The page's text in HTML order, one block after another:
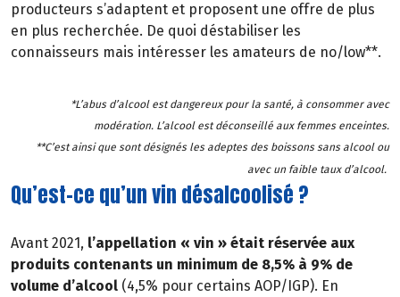
producteurs s’adaptent et proposent une offre de plus
en plus recherchée. De quoi déstabiliser les
connaisseurs mais intéresser les amateurs de no/low**.
*L’abus d’alcool est dangereux pour la santé, à consommer avec
modération. L’alcool est déconseillé aux femmes enceintes.
**C’est ainsi que sont désignés les adeptes des boissons sans alcool ou
avec un faible taux d’alcool.
Qu’est-ce qu’un vin désalcoolisé ?
Avant 2021, l’appellation « vin » était réservée aux
produits contenants un minimum de 8,5% à 9% de
volume d’alcool (4,5% pour certains AOP/IGP). En